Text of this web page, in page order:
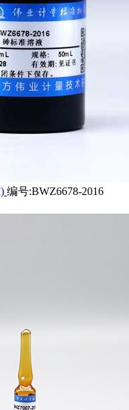
编号:BWZ6678-2016